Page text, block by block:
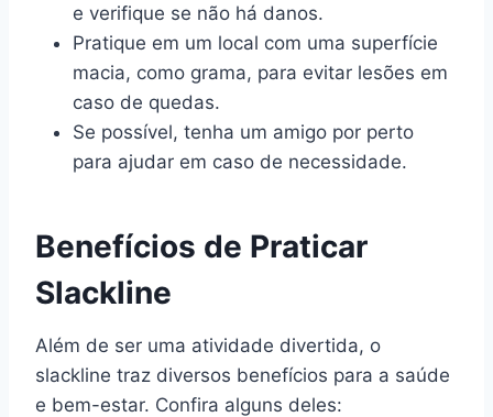
e verifique se não há danos.
Pratique em um local com uma superfície
macia, como grama, para evitar lesões em
caso de quedas.
Se possível, tenha um amigo por perto
para ajudar em caso de necessidade.
Benefícios de Praticar
Slackline
Além de ser uma atividade divertida, o
slackline traz diversos benefícios para a saúde
e bem-estar. Confira alguns deles: